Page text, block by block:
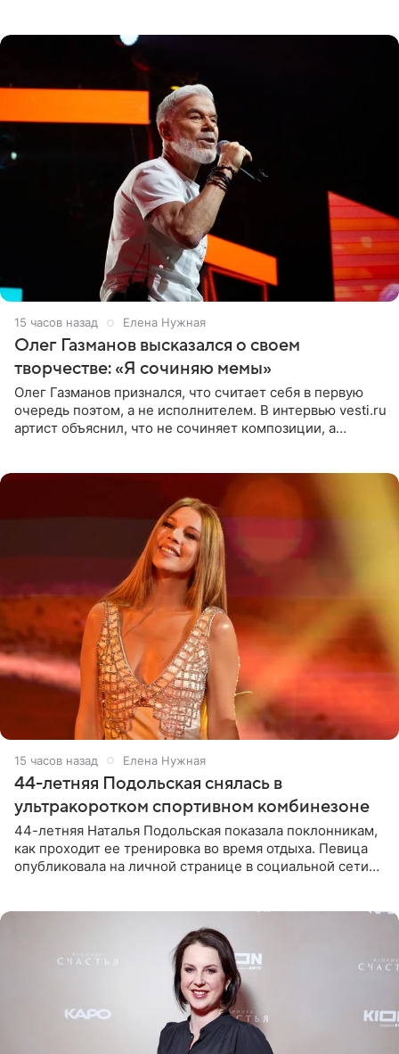
15 часов назад Елена Нужная
Олег Газманов высказался о своем
творчестве: «Я сочиняю мемы»
Олег Газманов признался, что считает себя в первую
очередь поэтом, а не исполнителем. В интервью vesti.ru
артист объяснил, что не сочиняет композиции, а
15 часов назад Елена Нужная
44-летняя Подольская снялась в
ультракоротком спортивном комбинезоне
44-летняя Наталья Подольская показала поклонникам,
как проходит ее тренировка во время отдыха. Певица
опубликовала на личной странице в социальной сети